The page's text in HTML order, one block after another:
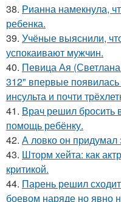
38. Рианна намекнула,
ребенка.
39. Учёные выяснили,
успокаивают мужчин.
40. Певица Ая
312" впервые
инсульта и почти
41. Врач решил бросить
помощь ребёнку.
42. А ловко он придумал
43. Шторм хейта: как
критикой.
44. Парень решил
боевом наряде но явно